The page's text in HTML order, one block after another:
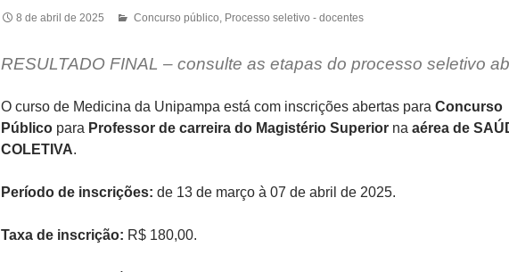
8 de abril de 2025 Concurso público Processo seletivo - docentes
RESULTADO FINAL – consulte as etapas do processo seletivo
O curso de Medicina da Unipampa está com inscrições abertas para Concurso
Públicopara Professor de carreira do Magistério Superiorna aérea de
COLETIVA.
Período de inscrições: de 13 de março à 07 de abril de 2025.
Taxa de inscrição: R$ 180,00.